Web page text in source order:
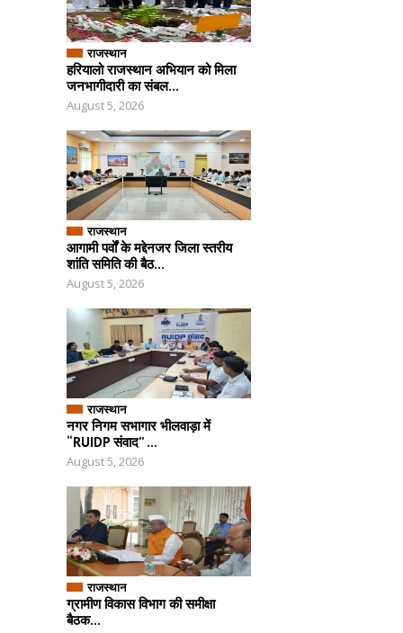
राजस्थान
हरियालो राजस्थान अभियान को मिला
जनभागीदारी का संबल...
August 5, 2026
राजस्थान
आगामी पर्वों के मद्देनजर जिला स्तरीय
शांति समिति की बैठ...
August 5, 2026
राजस्थान
नगर निगम सभागार भीलवाड़ा में
“RUIDP संवाद” ...
August 5, 2026
राजस्थान
ग्रामीण विकास विभाग की समीक्षा
बैठक...